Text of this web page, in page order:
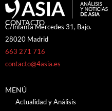
CONTACTO
C/Infanta Mercedes 31, Bajo.
28020 Madrid
663 271 716
contacto@4asia.es
MENÚ
Actualidad y Análisis